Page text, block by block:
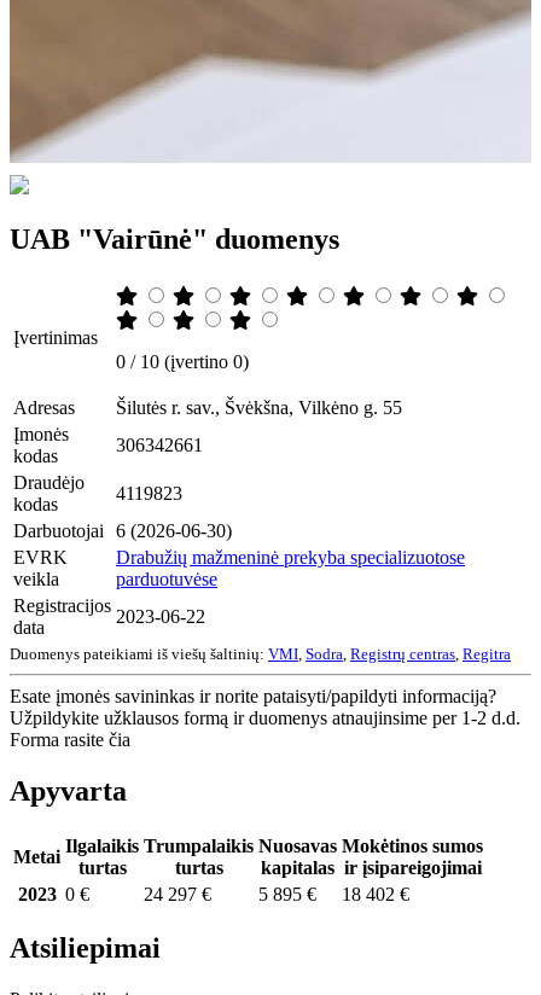
UAB "Vairūnė" duomenys
Įvertinimas
0 / 10 (įvertino 0)
Adresas
Šilutės r. sav., Švėkšna, Vilkėno g. 55
Įmonės
kodas
306342661
Draudėjo
kodas
4119823
Darbuotojai
6 (2026-06-30)
EVRK
veikla
Drabužių mažmeninė prekyba specializuotose
parduotuvėse
Registracijos
data
2023-06-22
Duomenys pateikiami iš viešų šaltinių: VMI Sodra Registrų centras Regitra
Esate įmonės savininkas ir norite pataisyti/papildyti informaciją?
Užpildykite užklausos formą ir duomenys atnaujinsime per 1-2 d.d.
Forma rasite čia
Apyvarta
Metai
Ilgalaikis
turtas
Trumpalaikis
turtas
Nuosavas
kapitalas
Mokėtinos sumos
ir įsipareigojimai
2023 0 € 24 297 € 5 895 € 18 402 €
Atsiliepimai